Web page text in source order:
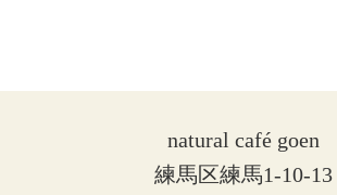
natural café goen
練馬区練馬1-10-13